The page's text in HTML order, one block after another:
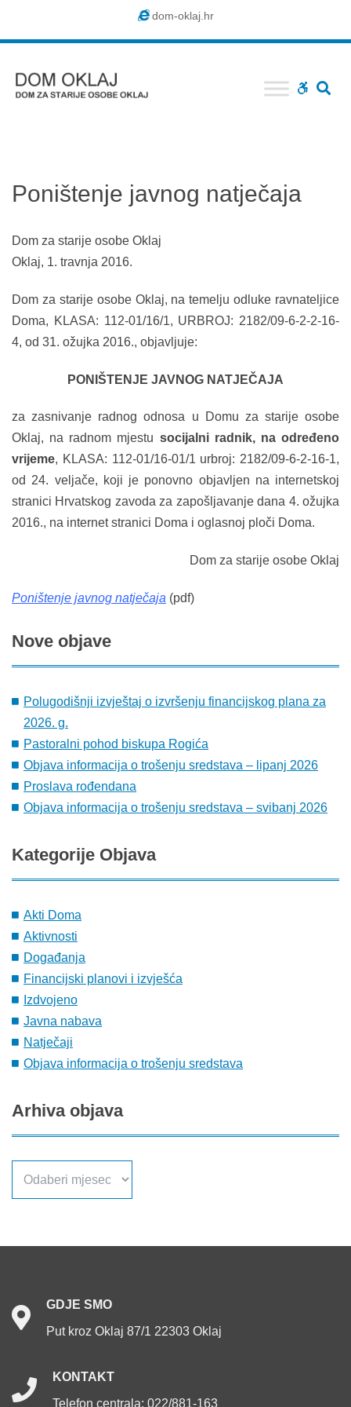
dom-oklaj.hr
WCAG
Poništenje javnog natječaja
Dom za starije osobe Oklaj
Oklaj, 1. travnja 2016.
Dom za starije osobe Oklaj, na temelju odluke ravnateljice
Doma, KLASA: 112-01/16/1, URBROJ: 2182/09-6-2-2-16-
4, od 31. ožujka 2016., objavljuje:
PONIŠTENJE JAVNOG NATJEČAJA
za zasnivanje radnog odnosa u Domu za starije osobe
Oklaj, na radnom mjestu socijalni radnik, na određeno
vrijeme, KLASA: 112-01/16-01/1 urbroj: 2182/09-6-2-16-1,
od 24. veljače, koji je ponovno objavljen na internetskoj
stranici Hrvatskog zavoda za zapošljavanje dana 4. ožujka
2016., na internet stranici Doma i oglasnoj ploči Doma.
Dom za starije osobe Oklaj
Poništenje javnog natječaja (pdf)
Nove objave
Polugodišnji izvještaj o izvršenju financijskog plana za
2026. g.
Pastoralni pohod biskupa Rogića
Objava informacija o trošenju sredstava – lipanj 2026
Proslava rođendana
Objava informacija o trošenju sredstava – svibanj 2026
Kategorije Objava
Akti Doma
Aktivnosti
Događanja
Financijski planovi i izvješća
Izdvojeno
Javna nabava
Natječaji
Objava informacija o trošenju sredstava
Arhiva objava
GDJE SMO
Put kroz Oklaj 87/1 22303 Oklaj
KONTAKT
Telefon centrala: 022/881-163